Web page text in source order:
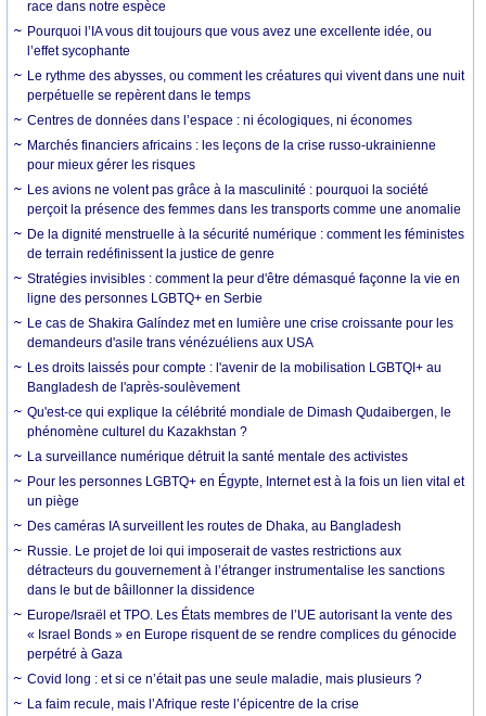
race dans notre espèce
Pourquoi l’IA vous dit toujours que vous avez une excellente idée, ou
l’effet sycophante
Le rythme des abysses, ou comment les créatures qui vivent dans une nuit
perpétuelle se repèrent dans le temps
Centres de données dans l’espace : ni écologiques, ni économes
Marchés financiers africains : les leçons de la crise russo-ukrainienne
pour mieux gérer les risques
Les avions ne volent pas grâce à la masculinité : pourquoi la société
perçoit la présence des femmes dans les transports comme une anomalie
De la dignité menstruelle à la sécurité numérique : comment les féministes
de terrain redéfinissent la justice de genre
Stratégies invisibles : comment la peur d'être démasqué façonne la vie en
ligne des personnes LGBTQ+ en Serbie
Le cas de Shakira Galíndez met en lumière une crise croissante pour les
demandeurs d'asile trans vénézuéliens aux USA
Les droits laissés pour compte : l'avenir de la mobilisation LGBTQI+ au
Bangladesh de l'après-soulèvement
Qu'est-ce qui explique la célébrité mondiale de Dimash Qudaibergen, le
phénomène culturel du Kazakhstan ?
La surveillance numérique détruit la santé mentale des activistes
Pour les personnes LGBTQ+ en Égypte, Internet est à la fois un lien vital et
un piège
Des caméras IA surveillent les routes de Dhaka, au Bangladesh
Russie. Le projet de loi qui imposerait de vastes restrictions aux
détracteurs du gouvernement à l’étranger instrumentalise les sanctions
dans le but de bâillonner la dissidence
Europe/Israël et TPO. Les États membres de l’UE autorisant la vente des
« Israel Bonds » en Europe risquent de se rendre complices du génocide
perpétré à Gaza
Covid long : et si ce n’était pas une seule maladie, mais plusieurs ?
La faim recule, mais l’Afrique reste l’épicentre de la crise